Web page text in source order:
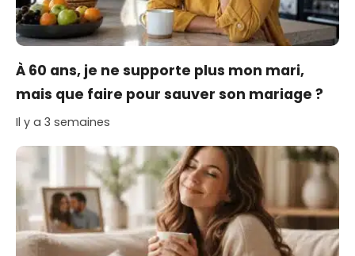
À 60 ans, je ne supporte plus mon mari,
mais que faire pour sauver son mariage ?
Il y a 3 semaines